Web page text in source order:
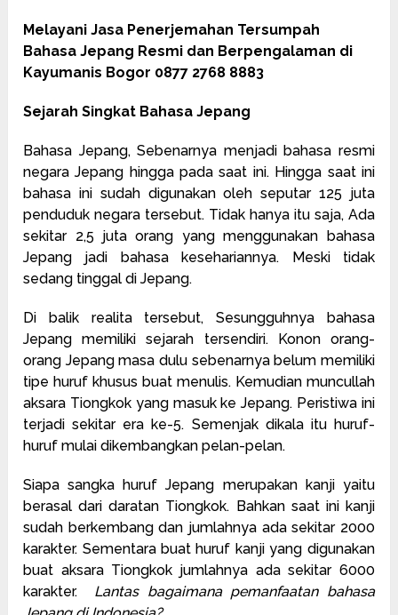
Melayani Jasa Penerjemahan Tersumpah
Bahasa Jepang Resmi dan Berpengalaman di
Kayumanis Bogor 0877 2768 8883
Sejarah Singkat Bahasa Jepang
Bahasa Jepang, Sebenarnya menjadi bahasa resmi
negara Jepang hingga pada saat ini. Hingga saat ini
bahasa ini sudah digunakan oleh seputar 125 juta
penduduk negara tersebut. Tidak hanya itu saja, Ada
sekitar 2,5 juta orang yang menggunakan bahasa
Jepang jadi bahasa kesehariannya. Meski tidak
sedang tinggal di Jepang.
Di balik realita tersebut, Sesungguhnya bahasa
Jepang memiliki sejarah tersendiri. Konon orang-
orang Jepang masa dulu sebenarnya belum memiliki
tipe huruf khusus buat menulis. Kemudian muncullah
aksara Tiongkok yang masuk ke Jepang. Peristiwa ini
terjadi sekitar era ke-5. Semenjak dikala itu huruf-
huruf mulai dikembangkan pelan-pelan.
Siapa sangka huruf Jepang merupakan kanji yaitu
berasal dari daratan Tiongkok. Bahkan saat ini kanji
sudah berkembang dan jumlahnya ada sekitar 2000
karakter. Sementara buat huruf kanji yang digunakan
buat aksara Tiongkok jumlahnya ada sekitar 6000
karakter. Lantas bagaimana pemanfaatan bahasa